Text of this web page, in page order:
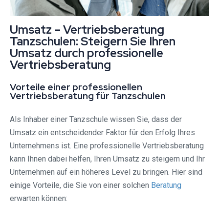
Umsatz – Vertriebsberatung
Tanzschulen: Steigern Sie Ihren
Umsatz durch professionelle
Vertriebsberatung
Vorteile einer professionellen
Vertriebsberatung für Tanzschulen
Als Inhaber einer Tanzschule wissen Sie, dass der
Umsatz ein entscheidender Faktor für den Erfolg Ihres
Unternehmens ist. Eine professionelle Vertriebsberatung
kann Ihnen dabei helfen, Ihren Umsatz zu steigern und Ihr
Unternehmen auf ein höheres Level zu bringen. Hier sind
einige Vorteile, die Sie von einer solchen Beratung
erwarten können: